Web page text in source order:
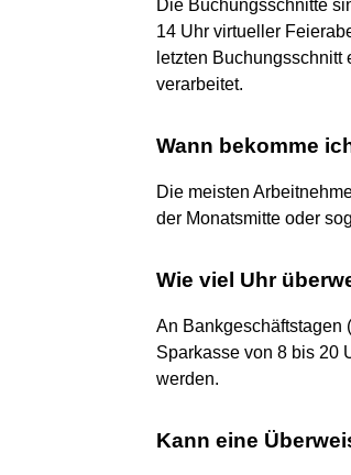
Die Buchungsschnitte
14 Uhr virtueller
letzten
verarbeitet.
Wann bekomme
Die meisten
der Monatsmitte oder
Wie viel Uhr
An Bankgeschäftstagen
Sparkasse von 8 bis 20
werden.
Kann eine